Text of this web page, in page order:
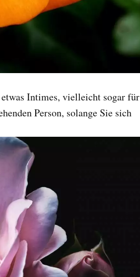
Intimes, vielleicht sogar für
Person, solange Sie sich